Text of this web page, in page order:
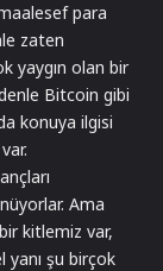
para
zaten
yaygın olan bir
Bitcoin gibi
konuya ilgisi
Ama
kitlemiz var,
şu birçok